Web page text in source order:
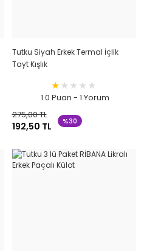
Tutku Siyah Erkek Termal İçlik
Tayt Kışlık
1.0 Puan - 1 Yorum
275,00 TL
192,50 TL %30